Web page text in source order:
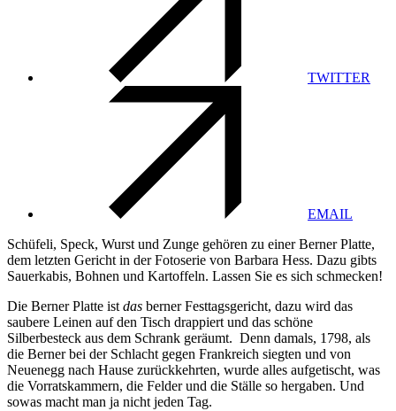
TWITTER
EMAIL
Schüfeli, Speck, Wurst und Zunge gehören zu einer Berner Platte,
dem letzten Gericht in der Fotoserie von Barbara Hess. Dazu gibts
Sauerkabis, Bohnen und Kartoffeln. Lassen Sie es sich schmecken!
Die Berner Platte ist das berner Festtagsgericht, dazu wird das
saubere Leinen auf den Tisch drappiert und das schöne
Silberbesteck aus dem Schrank geräumt. Denn damals, 1798, als
die Berner bei der Schlacht gegen Frankreich siegten und von
Neuenegg nach Hause zurückkehrten, wurde alles aufgetischt, was
die Vorratskammern, die Felder und die Ställe so hergaben. Und
sowas macht man ja nicht jeden Tag.